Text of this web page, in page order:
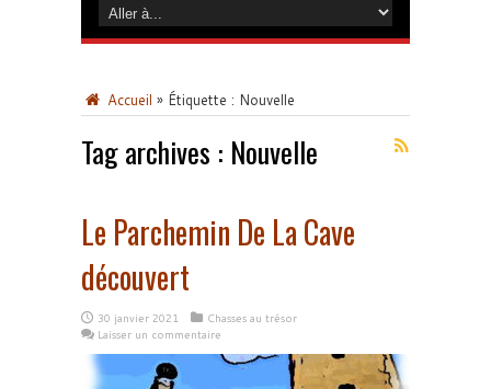
Accueil » Étiquette : Nouvelle
Tag archives : Nouvelle
Le Parchemin De La Cave
découvert
30 janvier 2021
Chasses au trésor
Laisser un commentaire